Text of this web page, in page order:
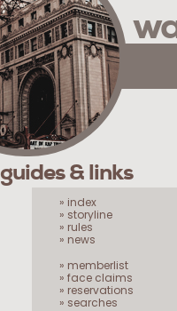
guides & links
» index
» storyline
» rules
» news
» memberlist
» face claims
» reservations
» searches